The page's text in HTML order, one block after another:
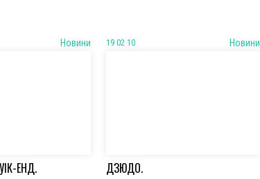
Новини
ЕНД.
19 02 10 Новини
ДЗЮДО.